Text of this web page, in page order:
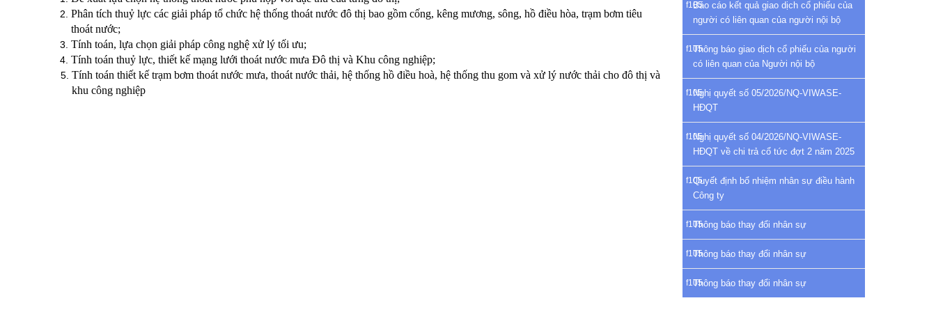
Phân tích thuỷ lực các giải pháp tổ chức hệ thống thoát nước đô thị bao gồm cống, kêng mương, sông, hồ điều hòa, trạm bơm tiêu
thoát nước;
Tính toán, lựa chọn giải pháp công nghệ xử lý tối ưu;
Tính toán thuỷ lực, thiết kế mạng lưới thoát nước mưa Đô thị và Khu công nghiệp;
Tính toán thiết kế trạm bơm thoát nước mưa, thoát nước thải, hệ thống hồ điều hoà, hệ thống thu gom và xử lý nước thải cho đô thị và
khu công nghiệp
Báo cáo kết quả giao dịch cổ phiếu của
người có liên quan của người nội bộ
Thông báo giao dịch cổ phiếu của người
có liên quan của Người nội bộ
Nghị quyết số 05/2026/NQ-VIWASE-
HĐQT
Nghị quyết số 04/2026/NQ-VIWASE-
HĐQT về chi trả cổ tức đợt 2 năm 2025
Quyết định bổ nhiệm nhân sự điều hành
Công ty
Thông báo thay đổi nhân sự
Thông báo thay đổi nhân sự
Thông báo thay đổi nhân sự